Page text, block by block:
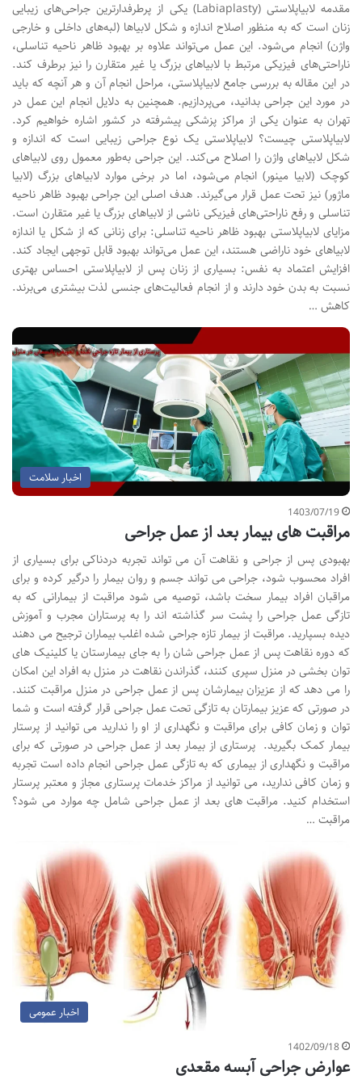
مقدمه لابیاپلاستی (Labiaplasty) یکی از پرطرفدارترین جراحی‌های زیبایی
زنان است که به منظور اصلاح اندازه و شکل لابیاها (لبه‌های داخلی و خارجی
واژن) انجام می‌شود. این عمل می‌تواند علاوه بر بهبود ظاهر ناحیه تناسلی،
ناراحتی‌های فیزیکی مرتبط با لابیاهای بزرگ یا غیر متقارن را نیز برطرف کند.
در این مقاله به بررسی جامع لابیاپلاستی، مراحل انجام آن و هر آنچه که باید
در مورد این جراحی بدانید، می‌پردازیم. همچنین به دلایل انجام این عمل در
تهران به عنوان یکی از مراکز پزشکی پیشرفته در کشور اشاره خواهیم کرد.
لابیاپلاستی چیست؟ لابیاپلاستی یک نوع جراحی زیبایی است که اندازه و
شکل لابیاهای واژن را اصلاح می‌کند. این جراحی به‌طور معمول روی لابیاهای
کوچک (لابیا مینور) انجام می‌شود، اما در برخی موارد لابیاهای بزرگ (لابیا
ماژور) نیز تحت عمل قرار می‌گیرند. هدف اصلی این جراحی بهبود ظاهر ناحیه
تناسلی و رفع ناراحتی‌های فیزیکی ناشی از لابیاهای بزرگ یا غیر متقارن است.
مزایای لابیاپلاستی بهبود ظاهر ناحیه تناسلی: برای زنانی که از شکل یا اندازه
لابیاهای خود ناراضی هستند، این عمل می‌تواند بهبود قابل توجهی ایجاد کند.
افزایش اعتماد به نفس: بسیاری از زنان پس از لابیاپلاستی احساس بهتری
نسبت به بدن خود دارند و از انجام فعالیت‌های جنسی لذت بیشتری می‌برند.
کاهش …
اخبار سلامت
1403/07/19
مراقبت های بیمار بعد از عمل جراحی
بهبودی پس از جراحی و نقاهت آن می تواند تجربه دردناکی برای بسیاری از
افراد محسوب شود، جراحی می تواند جسم و روان بیمار را درگیر کرده و برای
مراقبان افراد بیمار سخت باشد، توصیه می شود مراقبت از بیمارانی که به
تازگی عمل جراحی را پشت سر گذاشته اند را به پرستاران مجرب و آموزش
دیده بسپارید. مراقبت از بیمار تازه جراحی شده اغلب بیماران ترجیح می دهند
که دوره نقاهت پس از عمل جراحی شان را به جای بیمارستان یا کلینیک های
توان بخشی در منزل سپری کنند، گذراندن نقاهت در منزل به افراد این امکان
را می دهد که از عزیزان بیمارشان پس از عمل جراحی در منزل مراقبت کنند.
در صورتی که عزیز بیمارتان به تازگی تحت عمل جراحی قرار گرفته است و شما
توان و زمان کافی برای مراقبت و نگهداری از او را ندارید می توانید از پرستار
بیمار کمک بگیرید. پرستاری از بیمار بعد از عمل جراحی در صورتی که برای
مراقبت و نگهداری از بیماری که به تازگی عمل جراحی انجام داده است تجربه
و زمان کافی ندارید، می توانید از مراکز خدمات پرستاری مجاز و معتبر پرستار
استخدام کنید. مراقبت های بعد از عمل جراحی شامل چه موارد می شود؟
مراقبت …
اخبار عمومی
1402/09/18
عوارض جراحی آبسه مقعدی